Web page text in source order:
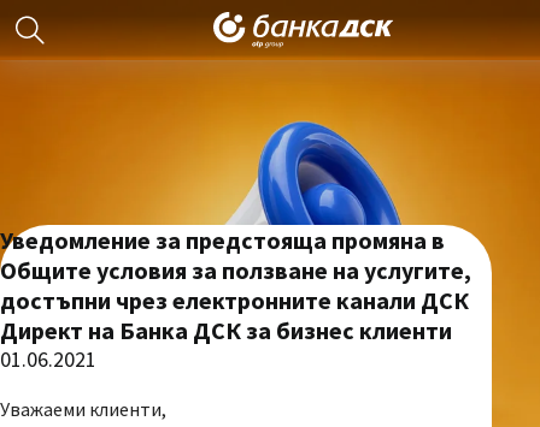
Уведомление за предстояща промяна в
Общите условия за ползване на услугите,
достъпни чрез електронните канали ДСК
Директ на Банка ДСК за бизнес клиенти
01.06.2021
Уважаеми клиенти,